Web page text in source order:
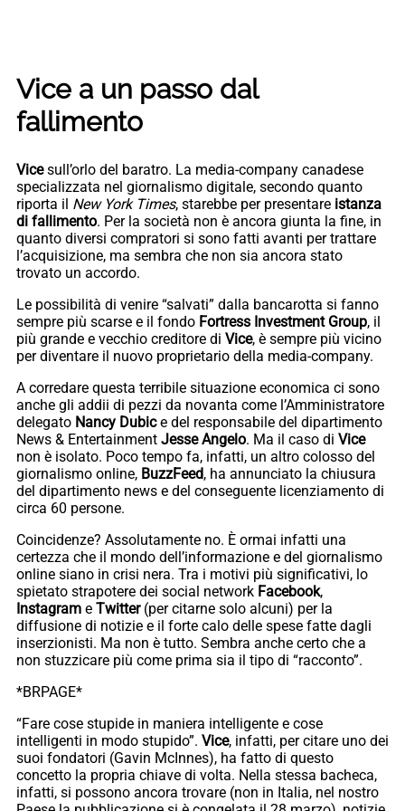
Vice a un passo dal
fallimento
Vicesull’orlo del baratro. La media-company canadese
specializzata nel giornalismo digitale, secondo quanto
riporta il New York Times, starebbe per presentare istanza
di fallimento. Per la società non è ancora giunta la fine, in
quanto diversi compratori si sono fatti avanti per trattare
l’acquisizione, ma sembra che non sia ancora stato
trovato un accordo.
Le possibilità di venire “salvati” dalla bancarotta si fanno
sempre più scarse e il fondo Fortress Investment Group, il
più grande e vecchio creditore di Vice, è sempre più vicino
per diventare il nuovo proprietario della media-company.
A corredare questa terribile situazione economica ci sono
anche gli addii di pezzi da novanta come l’Amministratore
delegato Nancy Dubice del responsabile del dipartimento
News & Entertainment Jesse Angelo. Ma il caso di Vice
non è isolato. Poco tempo fa, infatti, un altro colosso del
giornalismo online, BuzzFeed, ha annunciato la chiusura
del dipartimento news e del conseguente licenziamento di
circa 60 persone.
Coincidenze? Assolutamente no. È ormai infatti una
certezza che il mondo dell’informazione e del giornalismo
online siano in crisi nera. Tra i motivi più significativi, lo
spietato strapotere dei social network Facebook,
Instagram e Twitter(per citarne solo alcuni) per la
diffusione di notizie e il forte calo delle spese fatte dagli
inserzionisti. Ma non è tutto. Sembra anche certo che a
non stuzzicare più come prima sia il tipo di “racconto”.
*BRPAGE*
“Fare cose stupide in maniera intelligente e cose
intelligenti in modo stupido”. Vice, infatti, per citare uno dei
suoi fondatori (Gavin McInnes), ha fatto di questo
concetto la propria chiave di volta. Nella stessa bacheca,
infatti, si possono ancora trovare (non in Italia, nel nostro